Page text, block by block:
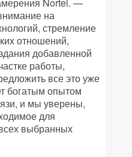
на
стремление
отношений,
добавленной
работы,
все это уже
богатым опытом
и мы уверены,
для
выбранных